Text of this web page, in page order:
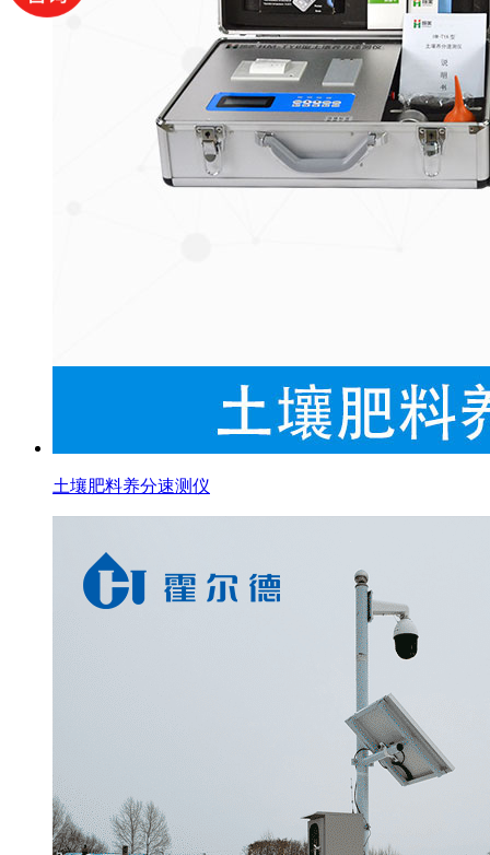
土壤肥料养分速测仪